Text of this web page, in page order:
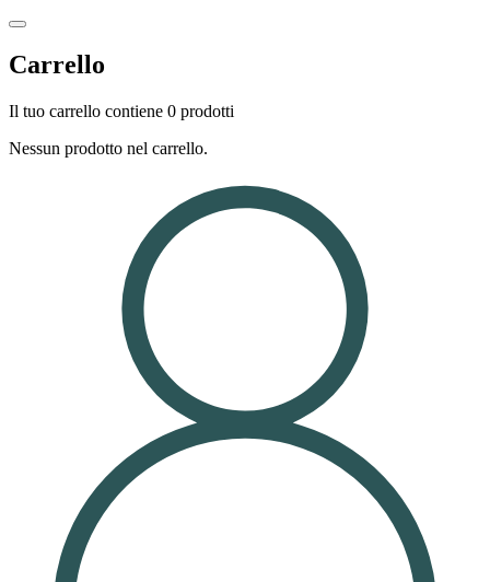
Carrello
Il tuo carrello contiene 0 prodotti
Nessun prodotto nel carrello.